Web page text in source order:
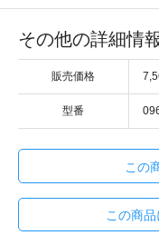
その他の詳細情
販売価格
型番
この
この商